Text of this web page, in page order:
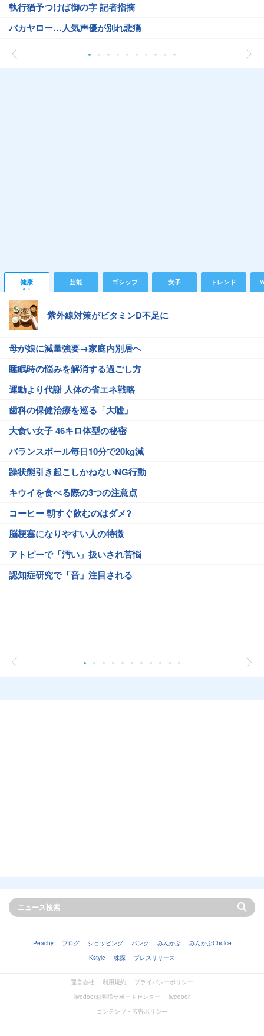
執行猶予つけば御の字 記者指摘
バカヤロー…人気声優が別れ悲痛
健康 芸能 ゴシップ 女子 トレンド
紫外線対策がビタミンD不足に
母が娘に減量強要→家庭内別居へ
睡眠時の悩みを解消する過ごし方
運動より代謝 人体の省エネ戦略
歯科の保健治療を巡る「大嘘」
大食い女子 46キロ体型の秘密
バランスボール毎日10分で20kg減
躁状態引き起こしかねないNG行動
キウイを食べる際の3つの注意点
コーヒー 朝すぐ飲むのはダメ?
脳梗塞になりやすい人の特徴
アトピーで「汚い」扱いされ苦悩
認知症研究で「音」注目される
Peachy ブログ ショッピング バンク みんかぶ
みんかぶChoice
Kstyle
株探 プレスリリース
運営会社 利用規約
プライバシーポリシー
livedoorお客様サポートセンター
livedoor
コンテンツ・広告ポリシー